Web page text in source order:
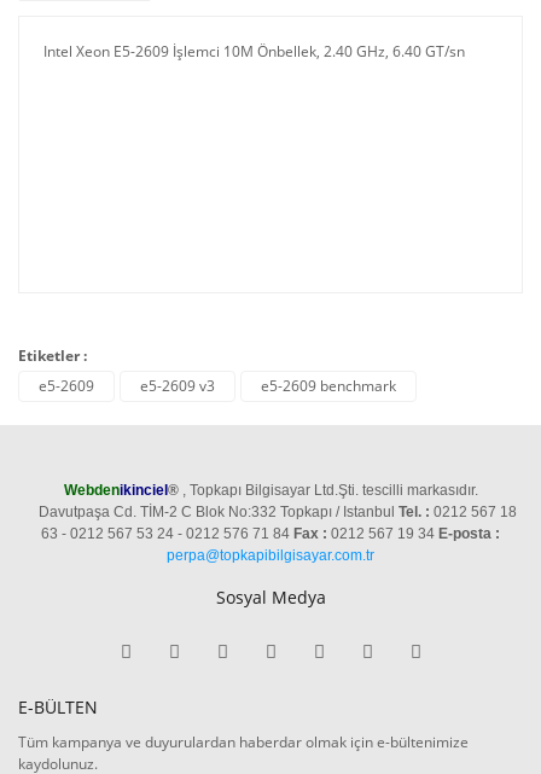
Intel Xeon E5-2609 İşlemci 10M Önbellek, 2.40 GHz, 6.40 GT/sn
Etiketler :
e5-2609
e5-2609 v3 e5-2609 benchmark
Webdenikinciel ®, Topkapı Bilgisayar Ltd.Şti. tescilli markasıdır.
Davutpaşa Cd. TİM-2 C Blok No:332 Topkapı / Istanbul Tel. : 0212 567 18
63 - 0212 567 53 24 - 0212 576 71 84 Fax : 0212 567 19 34 E-posta :
perpa@topkapibilgisayar.com.tr
Sosyal Medya
E-BÜLTEN
Tüm kampanya ve duyurulardan haberdar olmak için e-bültenimize
kaydolunuz.